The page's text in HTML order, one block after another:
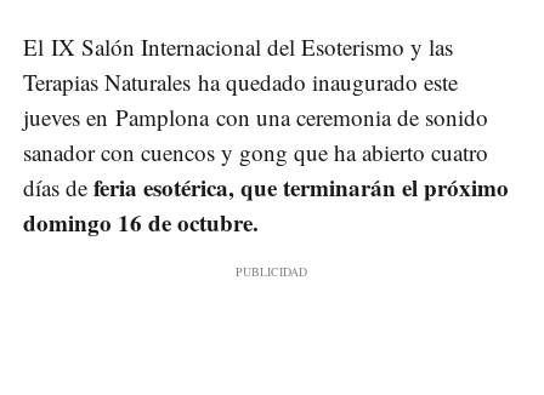
El IX Salón Internacional del Esoterismo y las
Terapias Naturales ha quedado inaugurado este
jueves en Pamplona con una ceremonia de sonido
sanador con cuencos y gong que ha abierto cuatro
días de feria esotérica, que terminarán el próximo
domingo 16 de octubre.